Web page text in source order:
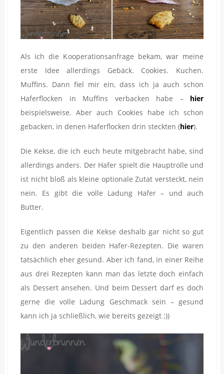
Als ich die Kooperationsanfrage bekam, war meine
erste Idee allerdings Gebäck. Cookies. Kuchen.
Muffins. Dann fiel mir ein, dass ich ja auch schon
Haferflocken in Muffins verbacken habe – hier
beispielsweise. Aber auch Cookies habe ich schon
gebacken, in denen Haferflocken drin steckten (hier).
Die Kekse, die ich euch heute mitgebracht habe, sind
allerdings anders. Der Hafer spielt die Hauptrolle und
ist nicht bloß als kleine optionale Zutat versteckt, nein
nein. Es gibt die volle Ladung Hafer – und auch
Butter.
Eigentlich passen die Kekse deshalb gar nicht so gut
zu den anderen beiden Hafer-Rezepten. Die waren
tatsächlich eher gesund. Aber ich fand, in einer Reihe
aus drei Rezepten kann man das letzte doch einfach
als Dessert ansehen. Und beim Dessert darf es doch
gerne die volle Ladung Geschmack sein – gesund
kann ich ja schließlich, wie bereits gezeigt ;))